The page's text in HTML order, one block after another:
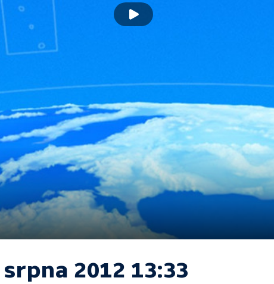
srpna 2012 13:33